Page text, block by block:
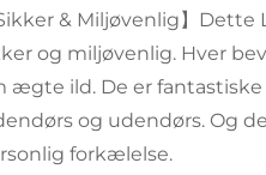
Sikker & Miljøvenlig】
og miljøvenlig. Hver
ægte ild. De er
og udendørs. Og
forkælelse.